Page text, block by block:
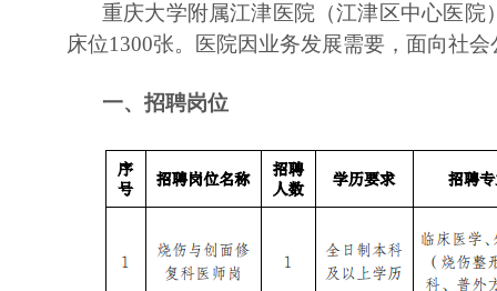
重庆大学附属江津医院（江津区中心医
床位1300张。医院因业务发展需要，面向社
一、招聘岗位